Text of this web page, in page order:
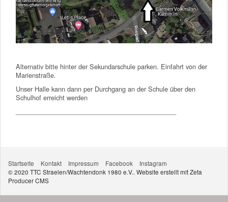
Alternativ bitte hinter der Sekundarschule parken. Einfahrt von der
Marienstraße.
Unser Halle kann dann per Durchgang an der Schule über den
Schulhof erreicht werden
Startseite Kontakt Impressum Facebook
Instagram
© 2020 TTC Straelen/Wachtendonk 1980 e.V.. Website erstellt mit Zeta
Producer CMS